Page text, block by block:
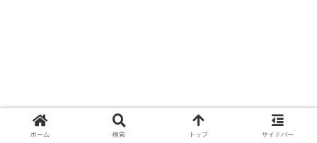
ホーム 検索 トップ サイドバー